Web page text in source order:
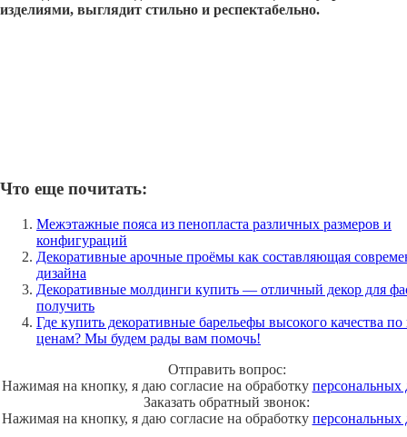
изделиями, выглядит стильно и респектабельно.
Что еще почитать:
Межэтажные пояса из пенопласта различных размеров и
конфигураций
Декоративные арочные проёмы как составляющая
дизайна
Декоративные молдинги купить — отличный декор для
получить
Где купить декоративные барельефы высокого качества
ценам? Мы будем рады вам помочь!
Отправить вопрос:
Нажимая на кнопку, я даю согласие на обработку персональных
Заказать обратный звонок:
Нажимая на кнопку, я даю согласие на обработку персональных